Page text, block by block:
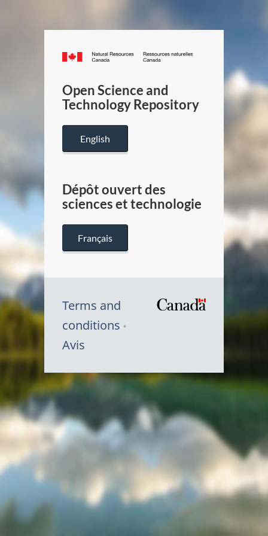
Canada.ca
/
Canada
Open Science and
Technology Repository
English
Dépôt ouvert des
sciences et technologie
Français
Terms and
conditions
Avis
Symbole
du